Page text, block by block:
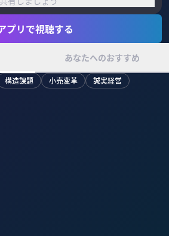
プリで視聴する
あなたへのおすすめ
構造課題 小売変革 誠実経営